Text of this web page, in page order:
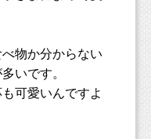
物か分からない
いです。
可愛いんですよ